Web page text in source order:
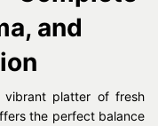
and
platter of fresh
the perfect balance